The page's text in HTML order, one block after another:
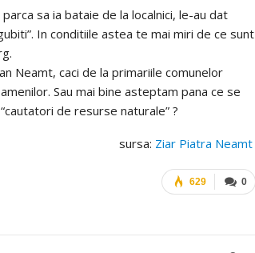
sa ia bataie de la localnici, le-au dat
In conditiile astea te mai miri de ce sunt
Neamt, caci de la primariile comunelor
Sau mai bine asteptam pana ce se
de resurse naturale” ?
sursa: Ziar Piatra Neamt
0
629